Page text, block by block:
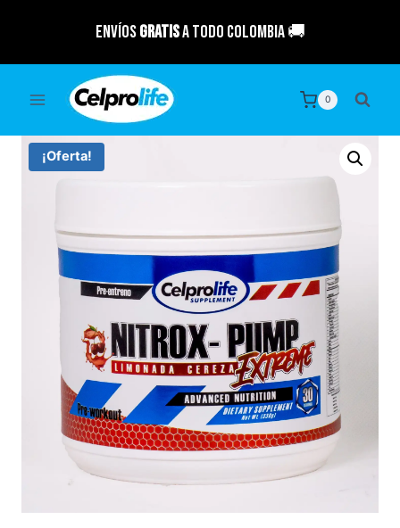
EnvíosGRATISa todo Colombia 🚚
0
¡Oferta!